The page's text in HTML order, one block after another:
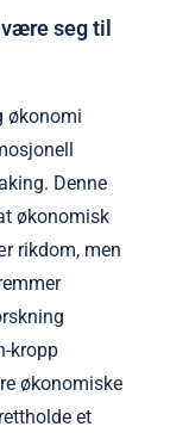
seg til
økonomi
Denne
økonomisk
rikdom, men
kropp
økonomiske
et